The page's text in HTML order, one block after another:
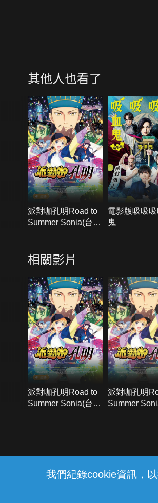
我們紀錄cookie資訊，
其他人也看了
派對咖孔明Road to
Summer Sonia(台語
電影版吸吸吸
鬼
相關影片
派對咖孔明Road to
Summer Sonia(台語
派對咖孔明
Summer